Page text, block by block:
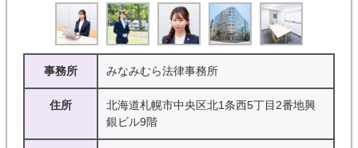
事務所 みなみむら法律事務所
住所
北海道札幌市中央区北1条西5丁目2番地興
銀ビル9階